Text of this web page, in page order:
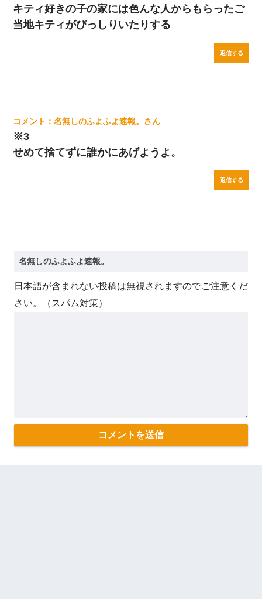
キティ好きの子の家には色んな人からもらったご
当地キティがびっしりいたりする
返信する
名無しのふよふよ速報。
※3
せめて捨てずに誰かにあげようよ。
返信する
日本語が含まれない投稿は無視されますのでご注意くだ
さい。（スパム対策）